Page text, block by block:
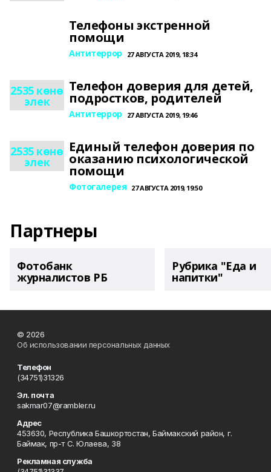
Телефоны экстренной
помощи
Антитеррор 27 АВГУСТА 2019, 18:34
2535 көнө
элек
Телефон доверия для детей,
подростков, родителей
Антитеррор 27 АВГУСТА 2019, 19:46
2535 көнө
элек
Единый телефон доверия по
оказанию психологической
помощи
Фотогалерея 27 АВГУСТА 2019, 19:50
Партнеры
Фотобанк
журналистов РБ
Рубрика "Еда и
напитки"
© 2026
Об использовании персональных данных
Телефон
(34751)31326
Эл. почта
sakmar07@rambler.ru
Адрес
453630, Республика Башкортостан, Баймакский район, г.
Баймак, пр-т С. Юлаева, 38
Рекламная служба